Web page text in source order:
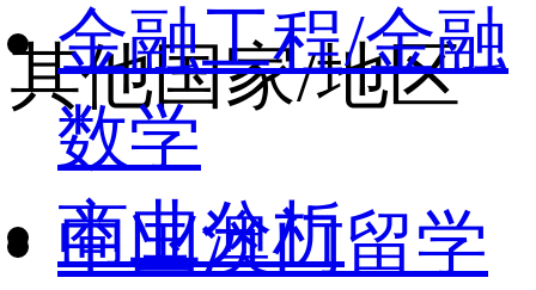
其他国家/地区
中国澳门留学
金融工程/金融
数学
商业分析